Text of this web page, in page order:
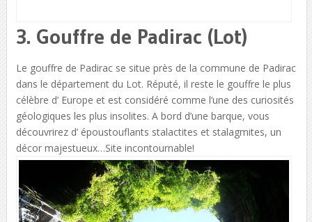
3. Gouffre de Padirac (Lot)
Le gouffre de Padirac se situe près de la commune de Padirac
dans le département du Lot. Réputé, il reste le gouffre le plus
célèbre d’ Europe et est considéré comme l’une des curiosités
géologiques les plus insolites. A bord d’une barque, vous
découvrirez d’ époustouflants stalactites et stalagmites, un
décor majestueux…Site incontournable!